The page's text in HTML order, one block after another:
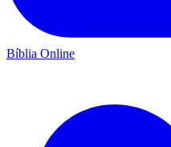
Bíblia Online